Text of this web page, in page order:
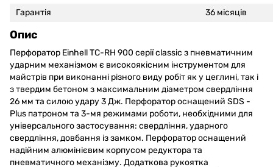
Гарантія
36 місяців
Опис
Перфоратор EinhellTC-RH 900 серії classic з пневматичним
ударним механізмом є високоякісним інструментом для
майстрів при виконанні різного виду робіт як у цеглині, так і
з твердим бетоном з максимальним діаметром свердління
26 мм та силою удару 3 Дж. Перфоратор оснащений SDS -
Plus патроном та 3-мя режимами роботи, необхідними для
універсального застосування: свердління, ударного
свердління, довбання із замком. Перфоратор оснащений
надійним алюмінієвим корпусом редуктора та
пневматичного механізму. Додаткова рукоятка